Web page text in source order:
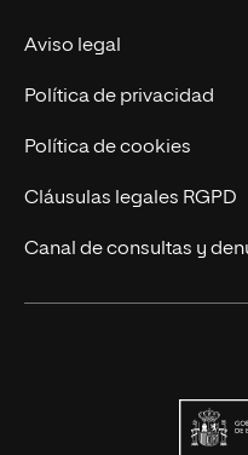
Actualidad UNIR
Contáctanos
Aviso legal
Política de privacidad
Política de cookies
Cláusulas legales RGPD
Canal de consultas y